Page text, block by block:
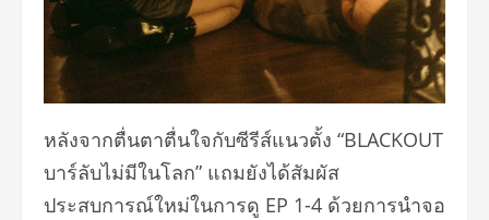
หลังจากตื่นตาตื่นใจกับซีรีส์แนวตั้ง “BLACKOUT
บาร์ลับไม่มีในโลก” แถมยังได้สัมผัส
ประสบการณ์ใหม่ในการดู EP 1-4 ด้วยการนำจอ